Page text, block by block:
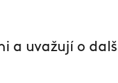
a uvažují o